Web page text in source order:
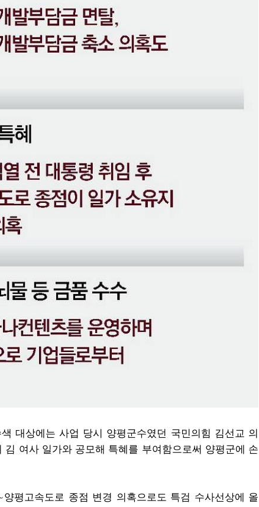
대상에는 사업 당시 양평군수였던 국민의힘 김선교 의
여사 일가와 공모해 특혜를 부여함으로써 양평군에 손
평고속도로 종점 변경 의혹으로도 특검 수사선상에 올